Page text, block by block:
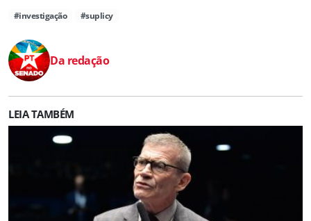
#investigação #suplicy
Da redação
LEIA TAMBÉM